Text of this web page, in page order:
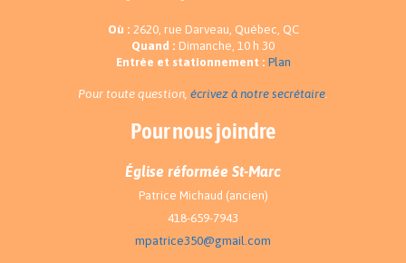
Où : 2620, rue Darveau, Québec, QC
Quand : Dimanche, 10 h 30
Entrée et stationnement : Plan
Pour toute question, écrivez à notre secrétaire.
Pour nous joindre
Église réformée St-Marc
Patrice Michaud (ancien)
418-659-7943
mpatrice350@gmail.com